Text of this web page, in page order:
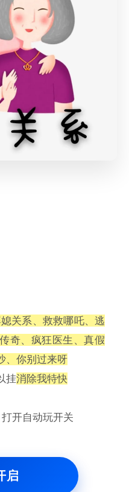
关系、救救哪吒、逃
奇、疯狂医生、真假
、你别过来呀
挂消除我特快
开自动玩开关
启